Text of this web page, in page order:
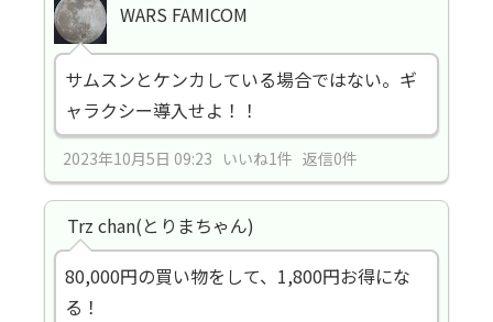
WARS FAMICOM
サムスンとケンカしている場合ではない。ギ
ャラクシー導入せよ！！
2023年10月5日 09:23 いいね1件 返信0件
Trz chan(とりまちゃん)
80,000円の買い物をして、1,800円お得にな
る！